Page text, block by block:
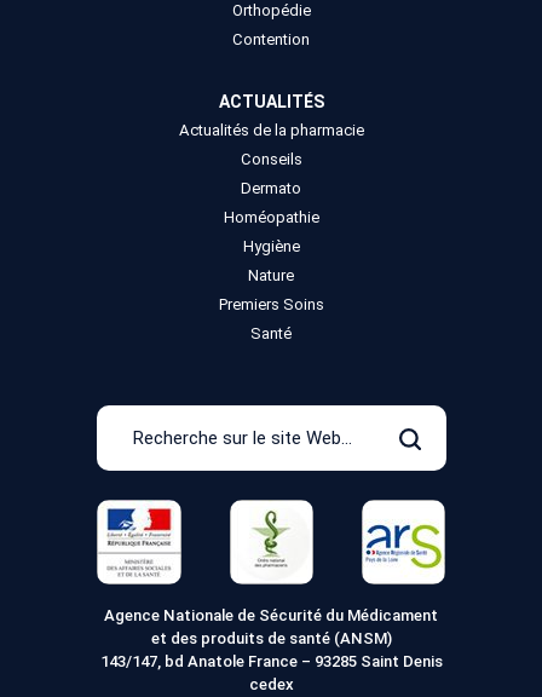
Orthopédie
Contention
ACTUALITÉS
Actualités de la pharmacie
Conseils
Dermato
Homéopathie
Hygiène
Nature
Premiers Soins
Santé
Recherche
le
site
Web
Rechercher
Agence Nationale de Sécurité du Médicament
et des produits de santé (ANSM)
143/147, bd Anatole France – 93285 Saint Denis
cedex